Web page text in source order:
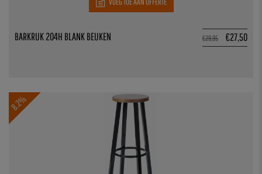
€29,95 €27,50
BARKRUK 204H BLANK BEUKEN
8.2%